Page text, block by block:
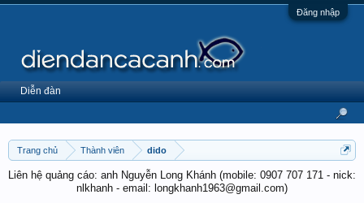
Đăng nhập
Trang chủ Thành viên dido
Liên hệ quảng cáo: anh Nguyễn Long Khánh (mobile: 0907 707 171 - nick:
nlkhanh - email: longkhanh1963@gmail.com)
Diễn đàn